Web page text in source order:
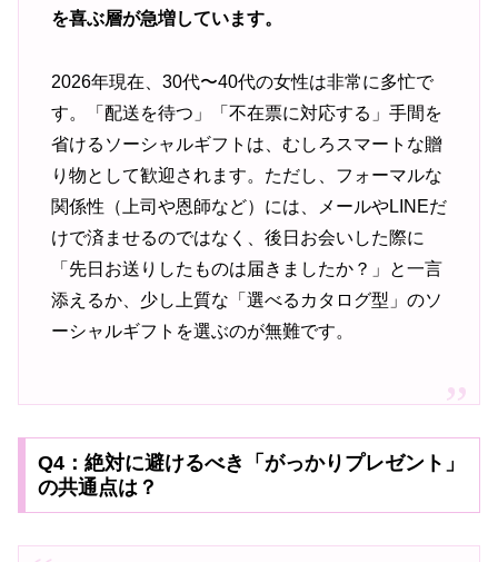
を喜ぶ層が急増しています。
2026年現在、30代〜40代の女性は非常に多忙で
す。「配送を待つ」「不在票に対応する」手間を
省けるソーシャルギフトは、むしろスマートな贈
り物として歓迎されます。ただし、フォーマルな
関係性（上司や恩師など）には、メールやLINEだ
けで済ませるのではなく、後日お会いした際に
「先日お送りしたものは届きましたか？」と一言
添えるか、少し上質な「選べるカタログ型」のソ
ーシャルギフトを選ぶのが無難です。
Q4：絶対に避けるべき「がっかりプレゼント」
の共通点は？